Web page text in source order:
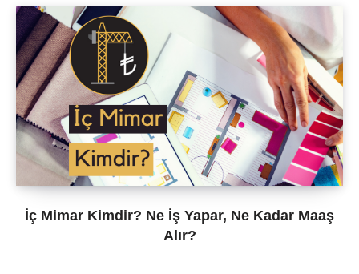
İç Mimar Kimdir? Ne İş Yapar, Ne Kadar Maaş
Alır?